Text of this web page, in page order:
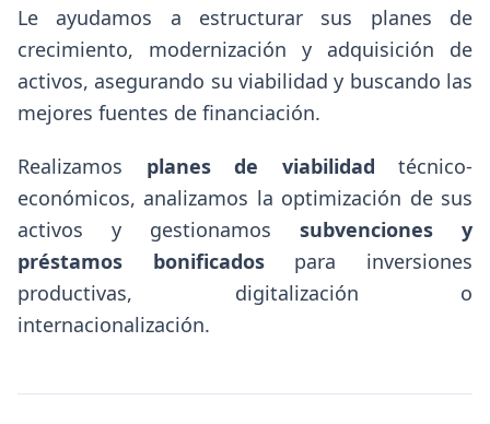
Le ayudamos a estructurar sus planes de
crecimiento, modernización y adquisición de
activos, asegurando su viabilidad y buscando las
mejores fuentes de financiación.
Realizamos planes de viabilidad técnico-
económicos, analizamos la optimización de sus
activos y gestionamos subvenciones y
préstamos bonificadospara inversiones
productivas, digitalización o
internacionalización.